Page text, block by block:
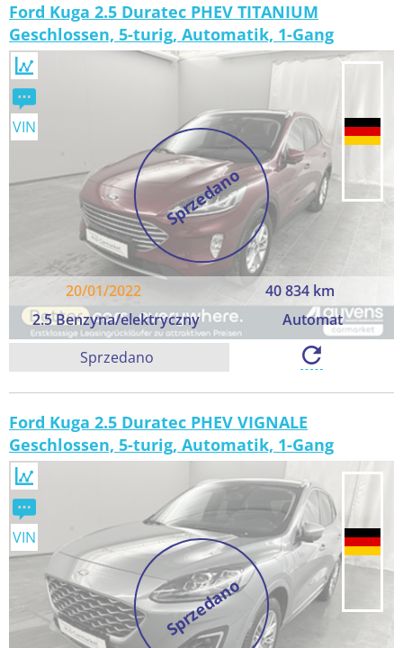
Ford Kuga 2.5 Duratec PHEV TITANIUM
Geschlossen, 5-turig, Automatik, 1-Gang
Sprzedano
20/01/2022
40 834 km
2.5 Benzyna/elektryczny
Automat
VIN
Sprzedano
Ford Kuga 2.5 Duratec PHEV VIGNALE
Geschlossen, 5-turig, Automatik, 1-Gang
Sprzedano
VIN